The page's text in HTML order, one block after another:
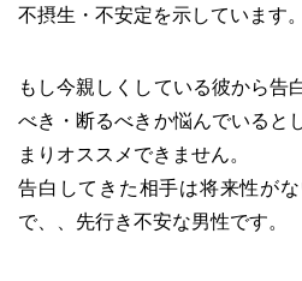
不摂生・不安定を示しています。
もし今親しくしている彼から告
べき・断るべきか悩んでいると
まりオススメできません。
告白してきた相手は将来性が
で、、先行き不安な男性です。